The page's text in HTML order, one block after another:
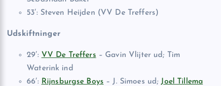
53′: Steven Heijden (VV De Treffers)
Udskiftninger
29′: VV De Treffers – Gavin Vlijter ud; Tim
Waterink ind
66′: Rijnsburgse Boys – J. Simoes ud; Joel Tillema